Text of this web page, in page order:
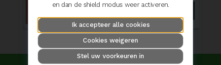
en dan de shield modus weer activeren.
Ik accepteer alle cookies
Cookies weigeren
Stel uw voorkeuren in